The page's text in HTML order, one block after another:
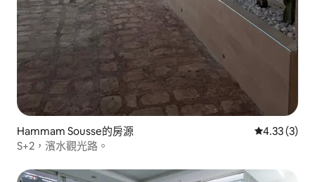
Hammam Sousse的房源 從 3 則評價
4.33 (3)
S+2，濱水觀光路。